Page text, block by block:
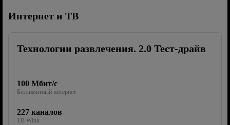
Интернет и ТВ
Технологии развлечения. 2.0 Тест-драйв
100 Мбит/с
Безлимитный интернет
227 каналов
ТВ Wink